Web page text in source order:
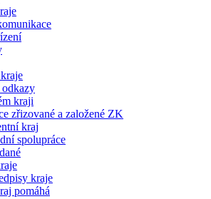
kraji
zřizované a založené ZK
kraj
spolupráce
kraje
pomáhá